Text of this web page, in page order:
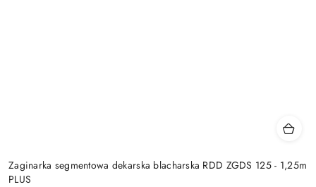
Zaginarka segmentowa dekarska blacharska RDD ZGDS 125 - 1,25m
PLUS